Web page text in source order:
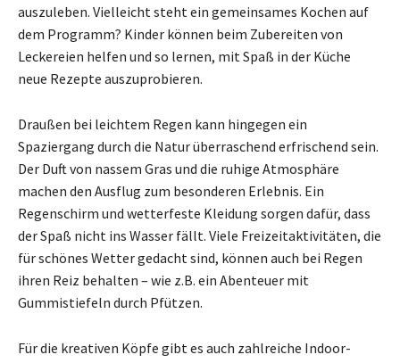
auszuleben. Vielleicht steht ein gemeinsames Kochen auf
dem Programm? Kinder können beim Zubereiten von
Leckereien helfen und so lernen, mit Spaß in der Küche
neue Rezepte auszuprobieren.
Draußen bei leichtem Regen kann hingegen ein
Spaziergang durch die Natur überraschend erfrischend sein.
Der Duft von nassem Gras und die ruhige Atmosphäre
machen den Ausflug zum besonderen Erlebnis. Ein
Regenschirm und wetterfeste Kleidung sorgen dafür, dass
der Spaß nicht ins Wasser fällt. Viele Freizeitaktivitäten, die
für schönes Wetter gedacht sind, können auch bei Regen
ihren Reiz behalten – wie z.B. ein Abenteuer mit
Gummistiefeln durch Pfützen.
Für die kreativen Köpfe gibt es auch zahlreiche Indoor-